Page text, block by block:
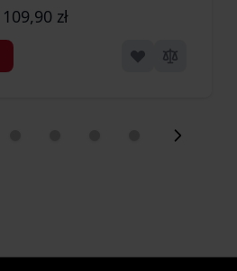
109,90 zł